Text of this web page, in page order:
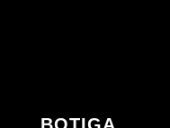
BOTIGA